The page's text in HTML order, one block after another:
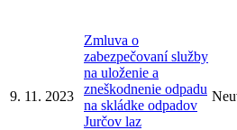
9. 11. 2023
Zmluva o
zabezpečovaní služby
na uloženie a
zneškodnenie odpadu
na skládke odpadov
Jurčov laz